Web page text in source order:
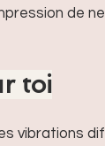
de
toi
vibrations